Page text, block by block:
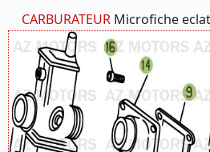
CARBURATEURMicrofiche